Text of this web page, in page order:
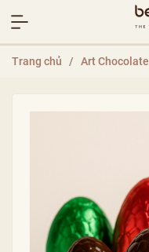
Trang chủ / Art Chocolate